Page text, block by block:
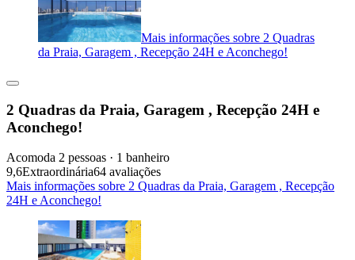
Mais informações sobre 2 Quadras
da Praia, Garagem , Recepção 24H e Aconchego!
2 Quadras da Praia, Garagem , Recepção 24H e
Aconchego!
Acomoda 2 pessoas · 1 banheiro
9,6Extraordinária64 avaliações
Mais informações sobre 2 Quadras da Praia, Garagem , Recepção
24H e Aconchego!